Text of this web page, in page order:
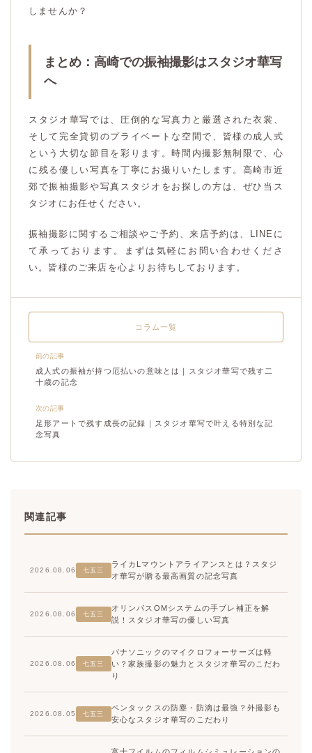
しませんか？
まとめ：高崎での振袖撮影はスタジオ華写
へ
スタジオ華写では、圧倒的な写真力と厳選された衣裳、
そして完全貸切のプライベートな空間で、皆様の成人式
という大切な節目を彩ります。時間内撮影無制限で、心
に残る優しい写真を丁寧にお撮りいたします。高崎市近
郊で振袖撮影や写真スタジオをお探しの方は、ぜひ当ス
タジオにお任せください。
振袖撮影に関するご相談やご予約、来店予約は、LINEに
て承っております。まずは気軽にお問い合わせくださ
い。皆様のご来店を心よりお待ちしております。
前の記事
成人式の振袖が持つ厄払いの意味とは｜スタジオ華写で残す二
十歳の記念
コラム一覧
次の記事
足形アートで残す成長の記録｜スタジオ華写で叶える特別な記
念写真
関連記事
2026.08.06 七五三
ライカLマウントアライアンスとは？スタジ
オ華写が贈る最高画質の記念写真
2026.08.06 七五三
オリンパスOMシステムの手ブレ補正を解
説！スタジオ華写の優しい写真
2026.08.06 七五三
パナソニックのマイクロフォーサーズは軽
い？家族撮影の魅力とスタジオ華写のこだわ
り
2026.08.05 七五三
ペンタックスの防塵・防滴は最強？外撮影も
安心なスタジオ華写のこだわり